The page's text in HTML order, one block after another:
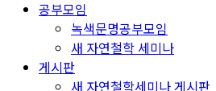
공부모임
녹색문명공부모임
새 자연철학 세미나
게시판
새 자연철학세미나 게시판